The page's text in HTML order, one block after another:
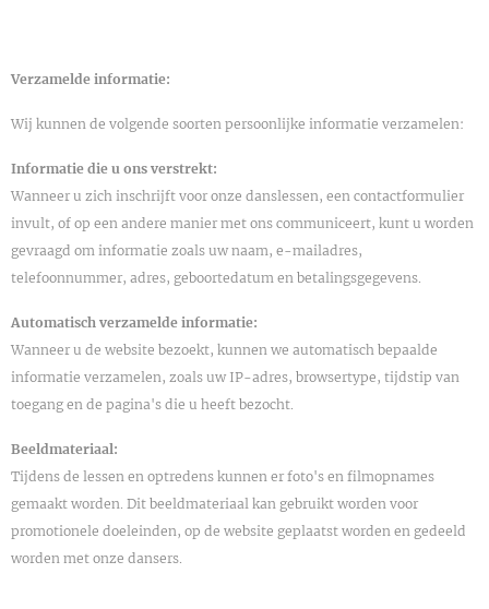
Verzamelde informatie:
Wij kunnen de volgende soorten persoonlijke informatie verzamelen:
Informatie die u ons verstrekt:
Wanneer u zich inschrijft voor onze danslessen, een contactformulier
invult, of op een andere manier met ons communiceert, kunt u worden
gevraagd om informatie zoals uw naam, e-mailadres,
telefoonnummer, adres, geboortedatum en betalingsgegevens.
Automatisch verzamelde informatie:
Wanneer u de website bezoekt, kunnen we automatisch bepaalde
informatie verzamelen, zoals uw IP-adres, browsertype, tijdstip van
toegang en de pagina's die u heeft bezocht.
Beeldmateriaal:
Tijdens de lessen en optredens kunnen er foto's en filmopnames
gemaakt worden. Dit beeldmateriaal kan gebruikt worden voor
promotionele doeleinden, op de website geplaatst worden en gedeeld
worden met onze dansers.